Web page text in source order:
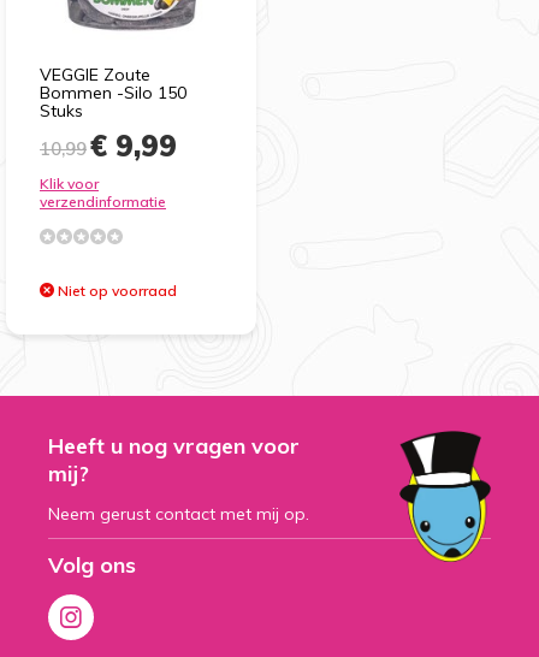
VEGGIE Zoute
Bommen -Silo 150
Stuks
10,99€ 9,99
Klik voor
verzendinformatie
Niet op voorraad
Heeft u nog vragen voor
mij?
Neem gerust contact met mij op.
Volg ons